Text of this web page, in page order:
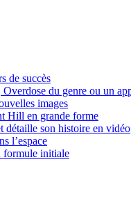
de succès
du genre ou un
images
Hill en grande forme
son histoire en vidéo
l’espace
formule initiale